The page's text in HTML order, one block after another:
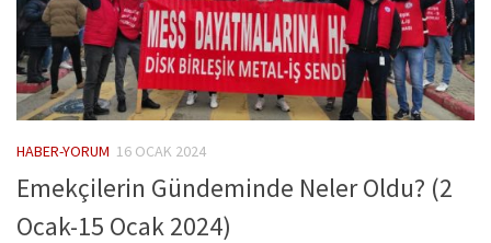
HABER-YORUM 16 OCAK 2024
Emekçilerin Gündeminde Neler Oldu? (2
Ocak-15 Ocak 2024)